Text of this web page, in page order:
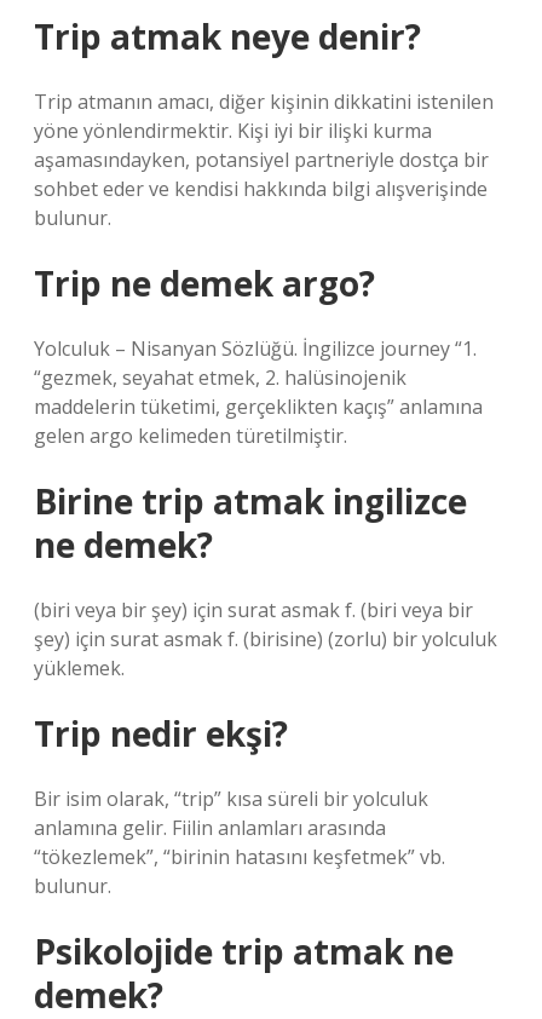
Trip atmak neye denir?
Trip atmanın amacı, diğer kişinin dikkatini istenilen
yöne yönlendirmektir. Kişi iyi bir ilişki kurma
aşamasındayken, potansiyel partneriyle dostça bir
sohbet eder ve kendisi hakkında bilgi alışverişinde
bulunur.
Trip ne demek argo?
Yolculuk – Nisanyan Sözlüğü. İngilizce journey “1.
“gezmek, seyahat etmek, 2. halüsinojenik
maddelerin tüketimi, gerçeklikten kaçış” anlamına
gelen argo kelimeden türetilmiştir.
Birine trip atmak ingilizce
ne demek?
(biri veya bir şey) için surat asmak f. (biri veya bir
şey) için surat asmak f. (birisine) (zorlu) bir yolculuk
yüklemek.
Trip nedir ekşi?
Bir isim olarak, “trip” kısa süreli bir yolculuk
anlamına gelir. Fiilin anlamları arasında
“tökezlemek”, “birinin hatasını keşfetmek” vb.
bulunur.
Psikolojide trip atmak ne
demek?